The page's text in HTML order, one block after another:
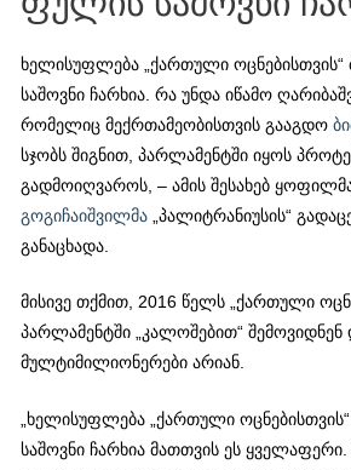
ხელისუფლება „ქართული ოცნებისთვის“
საშოვნი ჩარხია. რა უნდა იწამო
რომელიც მექრთამეობისთვის გააგდო
სჯობს შიგნით, პარლამენტში იყოს
გადმოიღვაროს, – ამის შესახებ
გოგიჩაიშვილმა „პალიტრანიუსის“
განაცხადა.
მისივე თქმით, 2016 წელს „ქართული
პარლამენტში „კალოშებით“
მულტიმილიონერები არიან.
„ხელისუფლება „ქართული
საშოვნი ჩარხია მათთვის ეს